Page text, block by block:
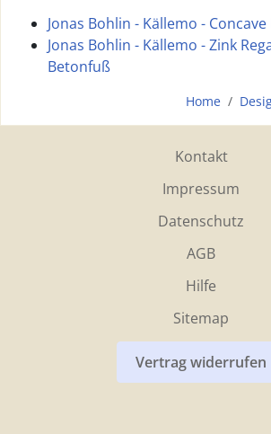
Jonas Bohlin - Källemo - Concave
Jonas Bohlin - Källemo - Zink
Betonfuß
Home
Kontakt
Impressum
Datenschutz
AGB
Hilfe
Sitemap
Vertrag widerrufen